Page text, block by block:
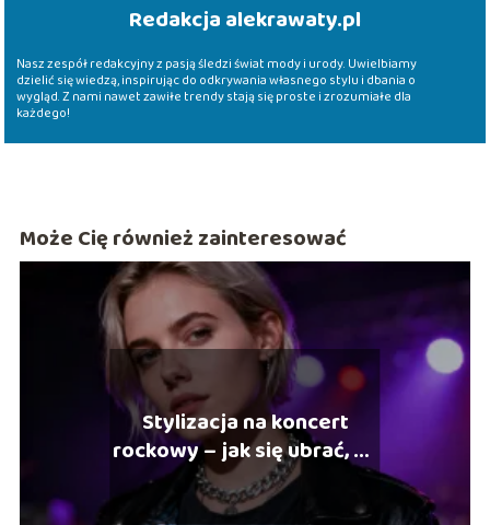
Redakcja alekrawaty.pl
Nasz zespół redakcyjny z pasją śledzi świat mody i urody. Uwielbiamy
dzielić się wiedzą, inspirując do odkrywania własnego stylu i dbania o
wygląd. Z nami nawet zawiłe trendy stają się proste i zrozumiałe dla
każdego!
Może Cię również zainteresować
Stylizacja na koncert
rockowy – jak się ubrać, by
wyglądać stylowo?